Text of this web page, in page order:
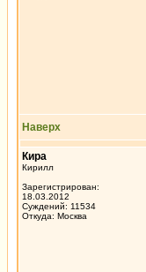
Наверх
Кира
Кирилл
Зарегистрирован:
18.03.2012
Суждений: 11534
Откуда: Москва